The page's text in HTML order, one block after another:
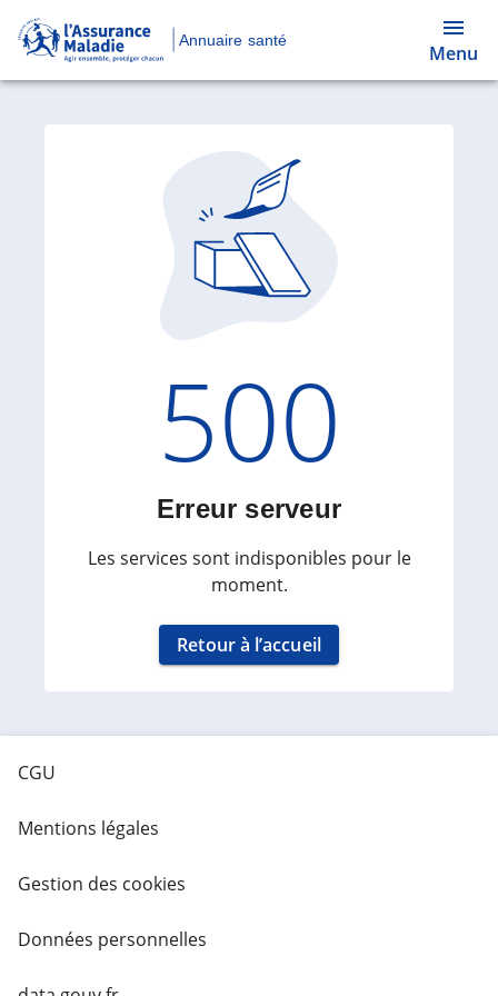
Annuaire santé
Menu
Code
500
Erreur serveur
Les services sont indisponibles pour le
moment.
Retour à l’accueil
CGU
Mentions légales
Gestion des cookies
Données personnelles